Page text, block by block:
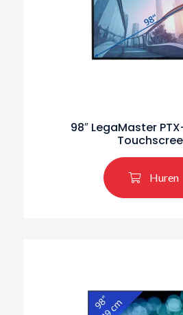
98″ LegaMaster
Huren